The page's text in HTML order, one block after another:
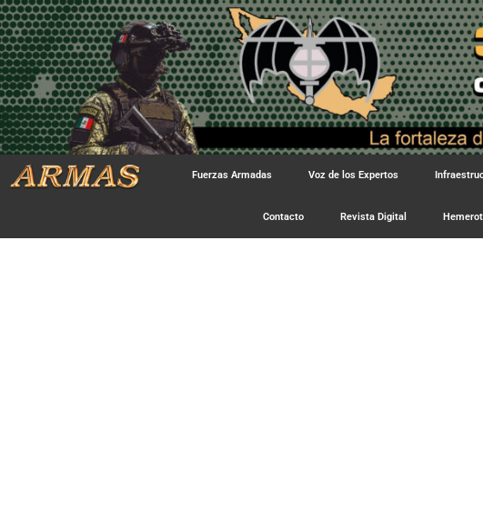
Fuerzas Armadas Voz de los Expertos
Contacto Revista Digital